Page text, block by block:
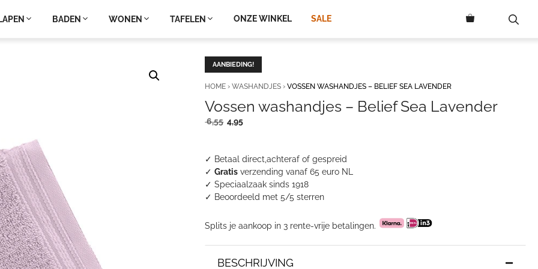
BADEN WONEN TAFELEN ONZE WINKEL SALE
AANBIEDING!
✓ Betaal direct,achteraf of gespreid
✓Gratis verzending vanaf 65 euro NL
✓ Speciaalzaak sinds 1918
✓ Beoordeeld met 5/5 sterren
Splits je aankoop in 3 rente-vrije betalingen.
HOME ›WASHANDJES ›VOSSEN WASHANDJES – BELIEF SEA LAVENDER
BESCHRIJVING
Vossen washandjes – Belief Sea Lavender
6,55 Oorspronkelijke
6,55.
4,95Huidige
4,95.